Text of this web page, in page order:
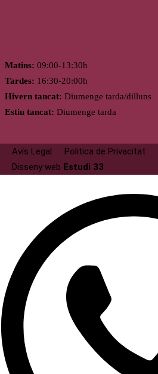
Matins: 09:00-13:30h
Tardes: 16:30-20:00h
Hivern tancat: Diumenge tarda/dilluns
Estiu tancat: Diumenge tarda
Avís Legal Politica de Privacitat
Disseny web Estudi 33